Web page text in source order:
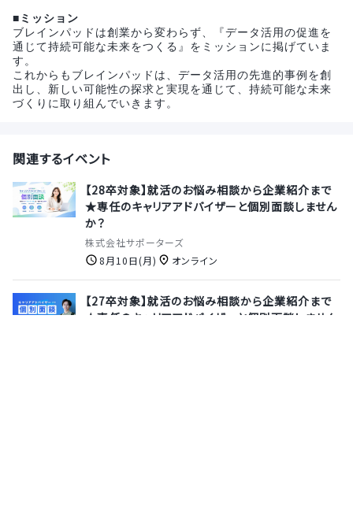
■ミッション
ブレインパッドは創業から変わらず、『データ活用の促進を
通じて持続可能な未来をつくる』をミッションに掲げていま
す。
これからもブレインパッドは、データ活用の先進的事例を創
出し、新しい可能性の探求と実現を通じて、持続可能な未来
づくりに取り組んでいきます。
関連するイベント
【28卒対象】就活のお悩み相談から企業紹介まで
★専任のキャリアアドバイザーと個別面談しません
か？
株式会社サポーターズ
8月10日(月)
オンライン
【27卒対象】就活のお悩み相談から企業紹介まで
★専任のキャリアアドバイザーと個別面談しません